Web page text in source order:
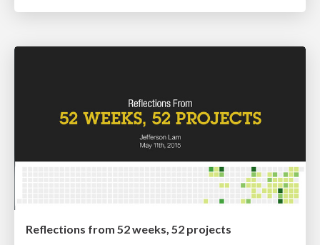
Reflections from 52 weeks, 52 projects